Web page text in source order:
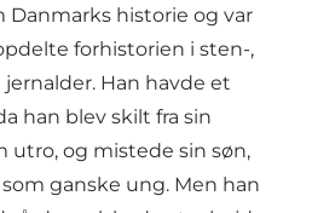
historie og var
forhistorien i sten-,
Han havde et
han blev skilt fra sin
utro, og mistede sin søn,
ganske ung. Men han